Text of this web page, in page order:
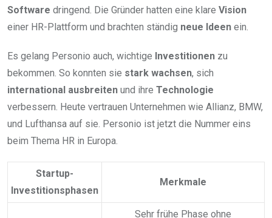
Software dringend. Die Gründer hatten eine klare Vision
einer HR-Plattform und brachten ständig neue Ideen ein.
Es gelang Personio auch, wichtige Investitionen zu
bekommen. So konnten sie stark wachsen, sich
international ausbreiten und ihre Technologie
verbessern. Heute vertrauen Unternehmen wie Allianz, BMW,
und Lufthansa auf sie. Personio ist jetzt die Nummer eins
beim Thema HR in Europa.
Startup-
Investitionsphasen
Merkmale
Sehr frühe Phase ohne